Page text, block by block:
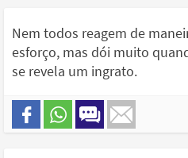
Nem todos reagem de
esforço, mas dói muito
se revela um ingrato.